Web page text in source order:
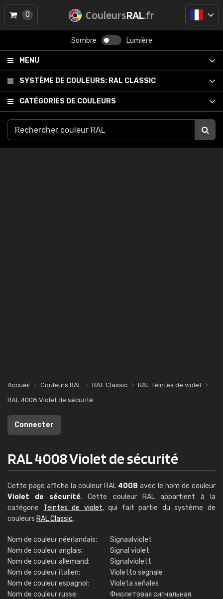
CouleursRAL.fr
Sombre Lumière
MENU
SYSTÈME DE COULEURS: RAL CLASSIC
CATÉGORIES DE COULEURS
0
Accueil Couleurs RAL RAL Classic
RAL Teintes de violet
RAL 4008 Violet de sécurité
Connecter
RAL 4008 Violet de sécurité
Cette page affiche la couleur RAL 4008 avec le nom de couleur
Violet de sécurité. Cette couleur RAL appartient à la
catégorie Teintes de violet, qui fait partie du système de
couleurs RAL Classic.
Nom de couleur néerlandais:
Signaalviolet
Nom de couleur anglais:
Signal violet
Nom de couleur allemand:
Signalviolett
Nom de couleur italien:
Violetto segnale
Nom de couleur espagnol:
Violeta señales
Nom de couleur russe:
Фиолетовая сигнальная